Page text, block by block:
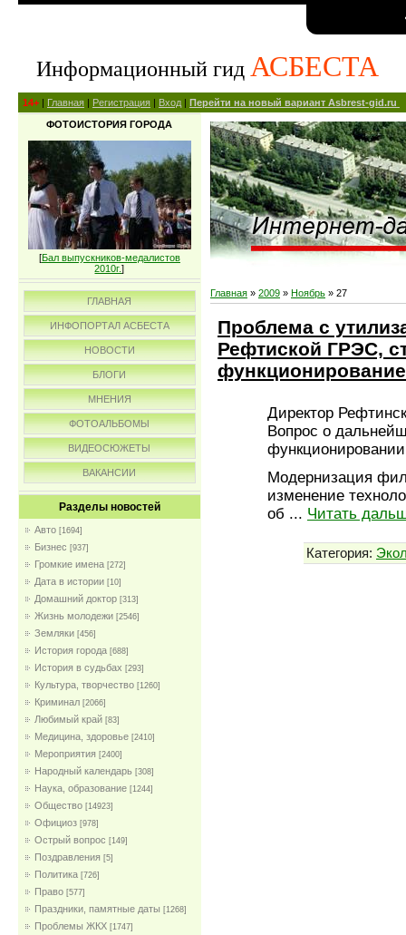
Информационный гид АСБЕСТА
14+ | Главная | Регистрация | Вход | Перейти на новый вариант Asbrest-gid.ru
ФОТОИСТОРИЯ ГОРОДА
[Бал выпускников-медалистов
2010г.]
ГЛАВНАЯ
ИНФОПОРТАЛ АСБЕСТА
НОВОСТИ
БЛОГИ
МНЕНИЯ
ФОТОАЛЬБОМЫ
ВИДЕОСЮЖЕТЫ
ВАКАНСИИ
Разделы новостей
Авто [1694]
Бизнес [937]
Громкие имена [272]
Дата в истории [10]
Домашний доктор [313]
Жизнь молодежи [2546]
Земляки [456]
История города [688]
История в судьбах [293]
Культура, творчество [1260]
Криминал [2066]
Любимый край [83]
Медицина, здоровье [2410]
Мероприятия [2400]
Народный календарь [308]
Наука, образование [1244]
Общество [14923]
Официоз [978]
Острый вопрос [149]
Поздравления [5]
Политика [726]
Право [577]
Праздники, памятные даты [1268]
Проблемы ЖКХ [1747]
Главная » 2009 » Ноябрь » 27
Проблема с
Рефтиской ГРЭС,
функционирование
Директор
Вопрос о
функционировании
Модернизация
изменение
об ... Читать
Категория: